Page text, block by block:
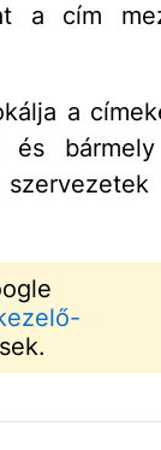
a cím
a
bármely